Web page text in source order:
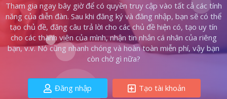
Tham gia ngay bây giờ để có quyền truy cập vào tất cả các tính
năng của diễn đàn. Sau khi đăng ký và đăng nhập, bạn sẽ có thể
tạo chủ đề, đăng câu trả lời cho các chủ đề hiện có, tạo uy tín
cho các thành viên của mình, nhận tin nhắn cá nhân của riêng
bạn, v.v. Nó cũng nhanh chóng và hoàn toàn miễn phí, vậy bạn
còn chờ gì nữa?
Đăng nhập Tạo tài khoản